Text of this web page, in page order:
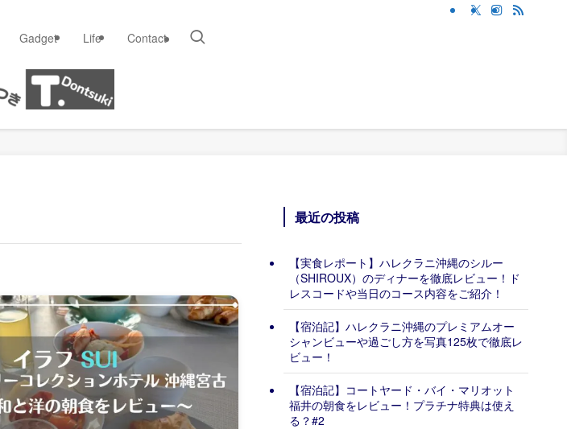
Gadget Life Contact
最近の投稿
【実食レポート】ハレクラニ沖縄のシルー
（SHIROUX）のディナーを徹底レビュー！ド
レスコードや当日のコース内容をご紹介！
【宿泊記】ハレクラニ沖縄のプレミアムオー
シャンビューや過ごし方を写真125枚で徹底レ
ビュー！
【宿泊記】コートヤード・バイ・マリオット
福井の朝食をレビュー！プラチナ特典は使え
る？#2